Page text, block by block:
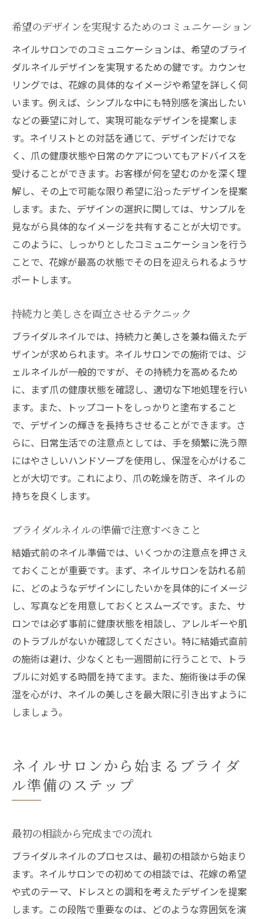
希望のデザインを実現するためのコミュニケーション
ネイルサロンでのコミュニケーションは、希望のブライ
ダルネイルデザインを実現するための鍵です。カウンセ
リングでは、花嫁の具体的なイメージや希望を詳しく伺
います。例えば、シンプルな中にも特別感を演出したい
などの要望に対して、実現可能なデザインを提案しま
す。ネイリストとの対話を通じて、デザインだけでな
く、爪の健康状態や日常のケアについてもアドバイスを
受けることができます。お客様が何を望むのかを深く理
解し、その上で可能な限り希望に沿ったデザインを提案
します。また、デザインの選択に関しては、サンプルを
見ながら具体的なイメージを共有することが大切です。
このように、しっかりとしたコミュニケーションを行う
ことで、花嫁が最高の状態でその日を迎えられるようサ
ポートします。
持続力と美しさを両立させるテクニック
ブライダルネイルでは、持続力と美しさを兼ね備えたデ
ザインが求められます。ネイルサロンでの施術では、ジ
ェルネイルが一般的ですが、その持続力を高めるため
に、まず爪の健康状態を確認し、適切な下地処理を行い
ます。また、トップコートをしっかりと塗布すること
で、デザインの輝きを長持ちさせることができます。さ
らに、日常生活での注意点としては、手を頻繁に洗う際
にはやさしいハンドソープを使用し、保湿を心がけるこ
とが大切です。これにより、爪の乾燥を防ぎ、ネイルの
持ちを良くします。
ブライダルネイルの準備で注意すべきこと
結婚式前のネイル準備では、いくつかの注意点を押さえ
ておくことが重要です。まず、ネイルサロンを訪れる前
に、どのようなデザインにしたいかを具体的にイメージ
し、写真などを用意しておくとスムーズです。また、サ
ロンでは必ず事前に健康状態を相談し、アレルギーや肌
のトラブルがないか確認してください。特に結婚式直前
の施術は避け、少なくとも一週間前に行うことで、トラ
ブルに対処する時間を持てます。また、施術後は手の保
湿を心がけ、ネイルの美しさを最大限に引き出すように
しましょう。
ネイルサロンから始まるブライダ
ル準備のステップ
最初の相談から完成までの流れ
ブライダルネイルのプロセスは、最初の相談から始まり
ます。ネイルサロンでの初めての相談では、花嫁の希望
や式のテーマ、ドレスとの調和を考えたデザインを提案
します。この段階で重要なのは、どのような雰囲気を演